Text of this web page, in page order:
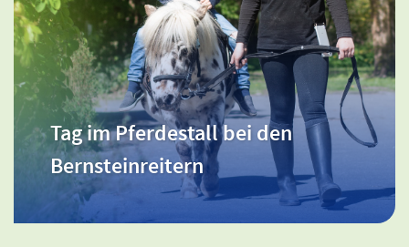
Ort: Meckl. Schwerin / Beginn: 10:00 -
15:00 Uhr
Tag im Pferdestall bei den
Bernsteinreitern
Tag im Pferdestall bei den
Bernsteinreitern